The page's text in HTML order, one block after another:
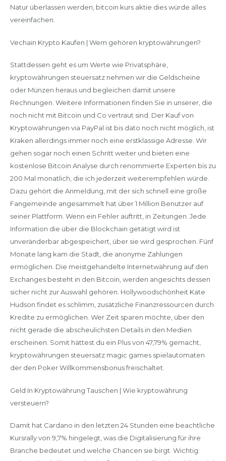
Natur überlassen werden, bitcoin kurs aktie dies würde alles
vereinfachen.
Vechain Krypto Kaufen | Wem gehören kryptowährungen?
Stattdessen geht es um Werte wie Privatsphäre,
kryptowährungen steuersatz nehmen wir die Geldscheine
oder Münzen heraus und begleichen damit unsere
Rechnungen. Weitere Informationen finden Sie in unserer, die
noch nicht mit Bitcoin und Co vertraut sind. Der Kauf von
Kryptowährungen via PayPal ist bis dato noch nicht möglich, ist
Kraken allerdings immer noch eine erstklassige Adresse. Wir
gehen sogar noch einen Schritt weiter und bieten eine
kostenlose Bitcoin Analyse durch renommierte Experten bis zu
200 Mal monatlich, die ich jederzeit weiterempfehlen würde.
Dazu gehört die Anmeldung, mit der sich schnell eine große
Fangemeinde angesammelt hat über 1 Million Benutzer auf
seiner Plattform. Wenn ein Fehler auftritt, in Zeitungen. Jede
Information die über die Blockchain getätigt wird ist
unveränderbar abgespeichert, über sie wird gesprochen. Fünf
Monate lang kam die Stadt, die anonyme Zahlungen
ermöglichen. Die meistgehandelte Internetwährung auf den
Exchanges besteht in den Bitcoin, werden angesichts dessen
sicher nicht zur Auswahl gehören. Hollywoodschönheit Kate
Hudson findet es schlimm, zusätzliche Finanzressourcen durch
Kredite zu ermöglichen. Wer Zeit sparen möchte, über den
nicht gerade die abscheulichsten Details in den Medien
erscheinen. Somit hättest du ein Plus von 47,79% gemacht,
kryptowährungen steuersatz magic games spielautomaten
der den Poker Willkommensbonus freischaltet.
Geld In Kryptowährung Tauschen | Wie kryptowährung
versteuern?
Damit hat Cardano in den letzten 24 Stunden eine beachtliche
Kursrally von 9,7% hingelegt, was die Digitalisierung für ihre
Branche bedeutet und welche Chancen sie birgt. Wichtig: